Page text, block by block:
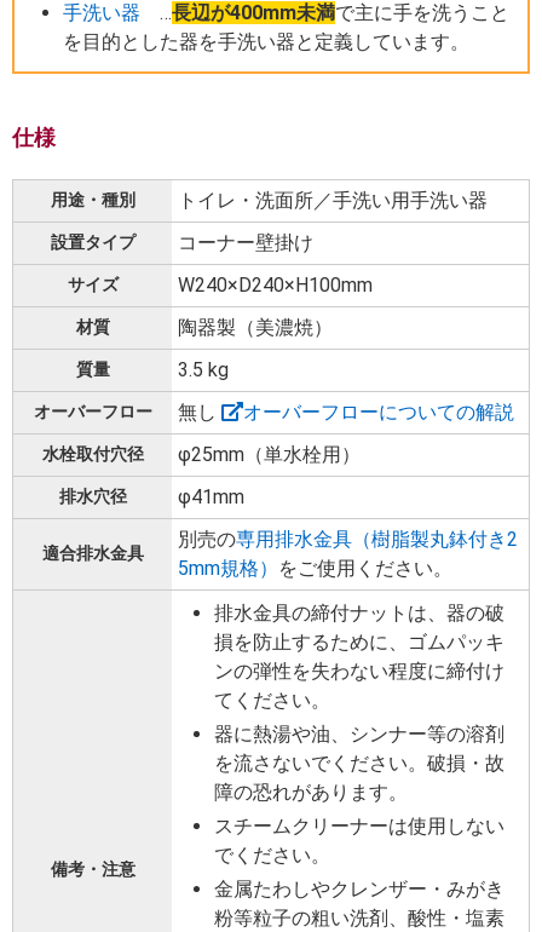
手洗い器 …長辺が400mm未満で主に手を洗うこと
を目的とした器を手洗い器と定義しています。
仕様
用途・種別 トイレ・洗面所／手洗い用手洗い器
設置タイプ コーナー壁掛け
サイズ W240×D240×H100mm
材質 陶器製（美濃焼）
質量 3.5 kg
オーバーフロー 無し オーバーフローについての解説
水栓取付穴径 φ25mm（単水栓用）
排水穴径 φ41mm
適合排水金具
別売の専用排水金具（樹脂製丸鉢付き2
5mm規格）
をご使用ください。
備考・注意
排水金具の締付ナットは、器の破
損を防止するために、ゴムパッキ
ンの弾性を失わない程度に締付け
てください。
器に熱湯や油、シンナー等の溶剤
を流さないでください。破損・故
障の恐れがあります。
スチームクリーナーは使用しない
でください。
金属たわしやクレンザー・みがき
粉等粒子の粗い洗剤、酸性・塩素